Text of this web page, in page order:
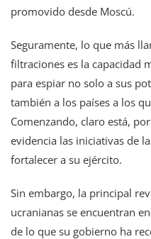
promovido desde Moscú.
Seguramente, lo que más
filtraciones es la capacidad
para espiar no solo a sus
también a los países a los
Comenzando, claro está,
evidencia las iniciativas de
fortalecer a su ejército.
Sin embargo, la principal
ucranianas se encuentran
de lo que su gobierno ha